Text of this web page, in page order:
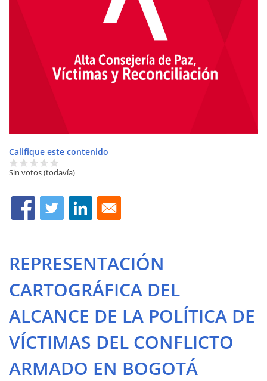
Califique este contenido
Sin votos (todavía)
REPRESENTACIÓN
CARTOGRÁFICA DEL
ALCANCE DE LA POLÍTICA DE
VÍCTIMAS DEL CONFLICTO
ARMADO EN BOGOTÁ